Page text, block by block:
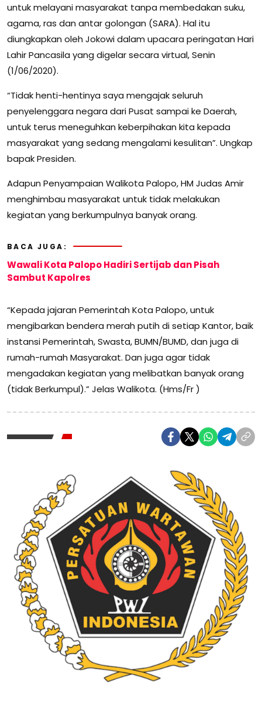
untuk melayani masyarakat tanpa membedakan suku,
agama, ras dan antar golongan (SARA). Hal itu
diungkapkan oleh Jokowi dalam upacara peringatan Hari
Lahir Pancasila yang digelar secara virtual, Senin
(1/06/2020).
“Tidak henti-hentinya saya mengajak seluruh
penyelenggara negara dari Pusat sampai ke Daerah,
untuk terus meneguhkan keberpihakan kita kepada
masyarakat yang sedang mengalami kesulitan”. Ungkap
bapak Presiden.
Adapun Penyampaian Walikota Palopo, HM Judas Amir
menghimbau masyarakat untuk tidak melakukan
kegiatan yang berkumpulnya banyak orang.
BACA JUGA:
Wawali Kota Palopo Hadiri Sertijab dan Pisah
Sambut Kapolres
“Kepada jajaran Pemerintah Kota Palopo, untuk
mengibarkan bendera merah putih di setiap Kantor, baik
instansi Pemerintah, Swasta, BUMN/BUMD, dan juga di
rumah-rumah Masyarakat. Dan juga agar tidak
mengadakan kegiatan yang melibatkan banyak orang
(tidak Berkumpul).” Jelas Walikota. (Hms/Fr )